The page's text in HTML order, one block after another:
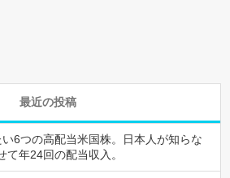
最近の投稿
6つの高配当米国株。日本人が知らな
て年24回の配当収入。